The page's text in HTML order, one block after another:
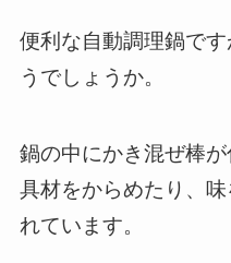
便利な自動調理鍋で
うでしょうか。
鍋の中にかき混ぜ棒が
具材をからめたり、
れています。